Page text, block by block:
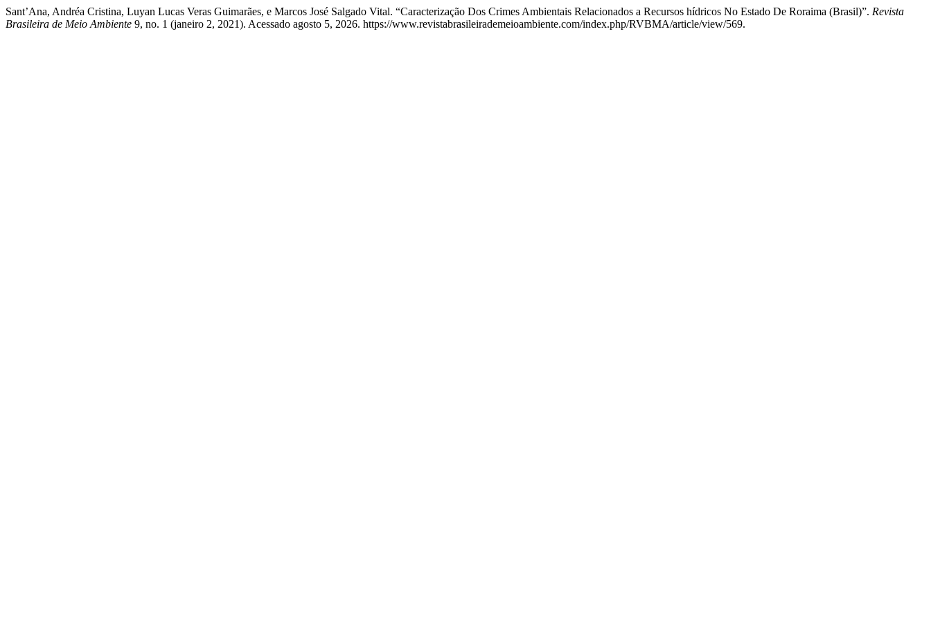
Sant’Ana, Andréa Cristina, Luyan Lucas Veras Guimarães, e Marcos José Salgado Vital. “Caracterização Dos Crimes Ambientais Relacionados a Recursos hídricos No Estado De Roraima (Brasil)”. Revista
Brasileira de Meio Ambiente 9, no. 1 (janeiro 2, 2021). Acessado agosto 5, 2026. https://www.revistabrasileirademeioambiente.com/index.php/RVBMA/article/view/569.